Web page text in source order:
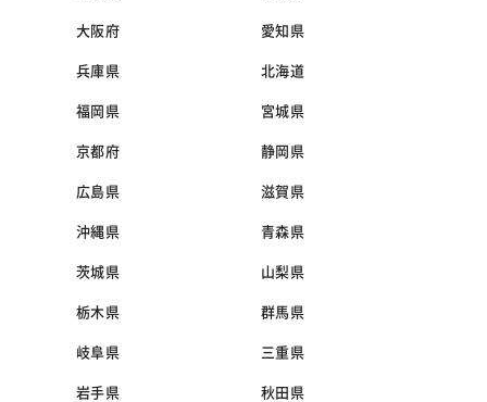
大阪府 愛知県
兵庫県 北海道
福岡県 宮城県
京都府 静岡県
広島県 滋賀県
沖縄県 青森県
茨城県 山梨県
栃木県 群馬県
岐阜県 三重県
岩手県 秋田県